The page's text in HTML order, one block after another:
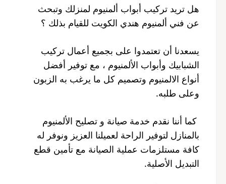
هل تريد تركيب أبواب ألمنيوم لمنزلك وتبحث
عن فني ألمنيوم هندي الكويت للقيام بذلك ؟
يسعدنا أن تعتمدوا على بجميع أعمال تركيب
الشبابيك وأبواب الألمنيوم ، مع توفير أفضل
أنواع الالمنيوم وتصميم كل ما يرغب به الزبون
وعلى طلبه.
كما أننا نقدم خدمة صيانة و تصليح الألمنيوم
بالمنازل لتوفير الراحة لعميلنا العزيز ونوفر له
كافة مستلزمات عملية الصيانة مع تأمين قطع
التبديل الأصلية.